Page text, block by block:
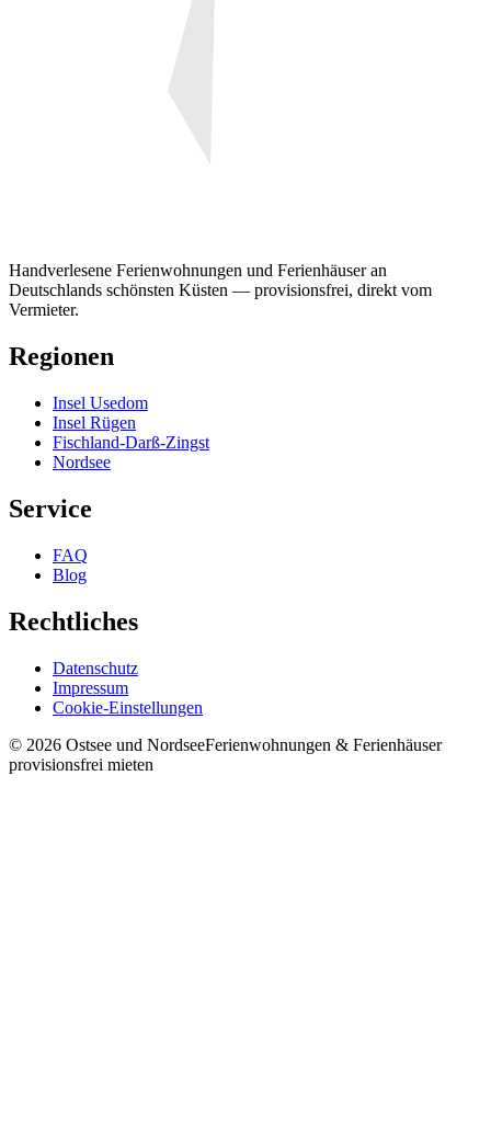
Handverlesene Ferienwohnungen und Ferienhäuser an
Deutschlands schönsten Küsten — provisionsfrei, direkt vom
Vermieter.
Regionen
Insel Usedom
Insel Rügen
Fischland-Darß-Zingst
Nordsee
Service
FAQ
Blog
Rechtliches
Datenschutz
Impressum
Cookie-Einstellungen
© 2026 Ostsee und NordseeFerienwohnungen & Ferienhäuser
provisionsfrei mieten